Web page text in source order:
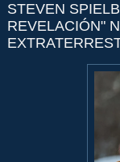
STEVEN
REVELACIÓN"